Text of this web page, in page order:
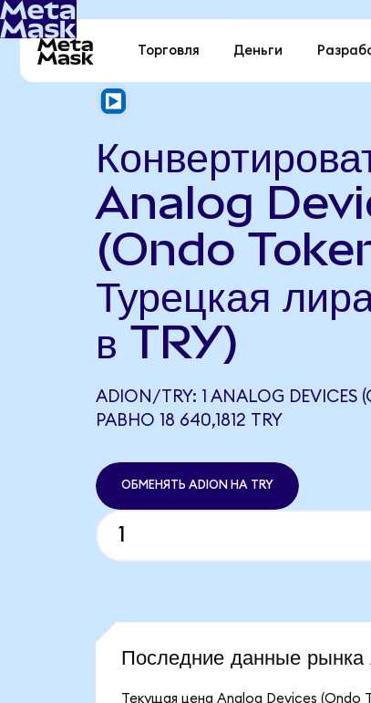
Торговля Деньги
Analog
(Ondo
Турецкая
в TRY)
ADION/TRY: 1 ANALOG DEVICES
РАВНО 18 640,1812 TRY
ОБМЕНЯТЬ ADION НА TRY
Последние данные
Текущая цена Analog Devices (Ondo